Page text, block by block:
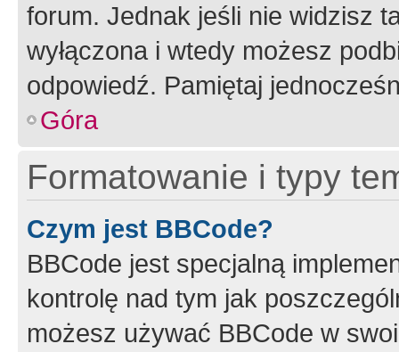
forum. Jednak jeśli nie widzisz
wyłączona i wtedy możesz
odpowiedź. Pamiętaj
Góra
Formatowanie i typy
Czym jest BBCode?
BBCode jest specjalną
kontrolę nad tym jak
możesz używać BBCode w